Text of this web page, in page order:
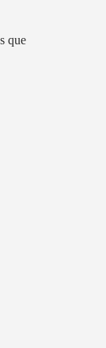
que